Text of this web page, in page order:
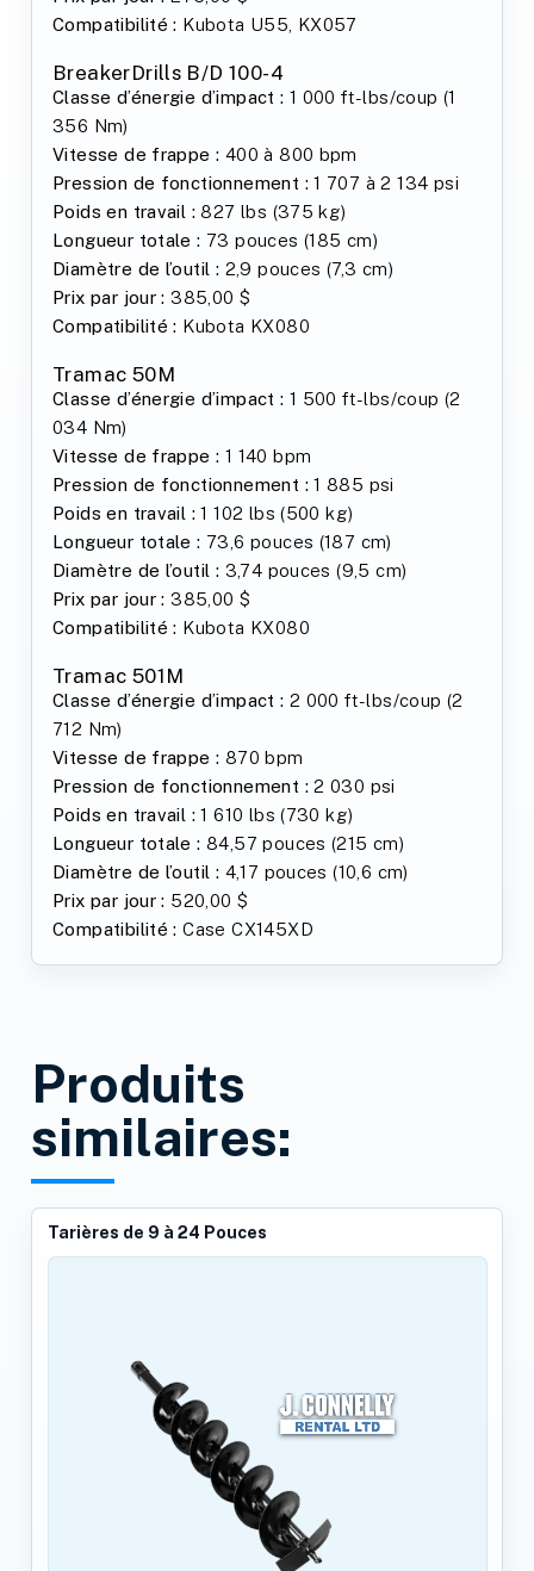
Compatibilité : Kubota U55, KX057
BreakerDrills B/D 100-4
Classe d’énergie d’impact : 1 000 ft-lbs/coup (1
356 Nm)
Vitesse de frappe : 400 à 800 bpm
Pression de fonctionnement :1 707 à 2 134 psi
Poids en travail : 827 lbs (375 kg)
Longueur totale : 73 pouces (185 cm)
Diamètre de l’outil : 2,9 pouces (7,3 cm)
Prix par jour : 385,00 $
Compatibilité : Kubota KX080
Tramac 50M
Classe d’énergie d’impact : 1 500 ft-lbs/coup (2
034 Nm)
Vitesse de frappe : 1 140 bpm
Pression de fonctionnement :1 885 psi
Poids en travail : 1 102 lbs (500 kg)
Longueur totale : 73,6 pouces (187 cm)
Diamètre de l’outil : 3,74 pouces (9,5 cm)
Prix par jour : 385,00 $
Compatibilité : Kubota KX080
Tramac 501M
Classe d’énergie d’impact : 2 000 ft-lbs/coup (2
712 Nm)
Vitesse de frappe : 870 bpm
Pression de fonctionnement :2 030 psi
Poids en travail : 1 610 lbs (730 kg)
Longueur totale : 84,57 pouces (215 cm)
Diamètre de l’outil : 4,17 pouces (10,6 cm)
Prix par jour : 520,00 $
Compatibilité : Case CX145XD
Produits
similaires:
Tarières de 9 à 24 Pouces